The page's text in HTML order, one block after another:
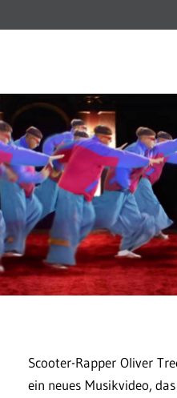
Scooter-Rapper Oliver
ein neues Musikvideo,